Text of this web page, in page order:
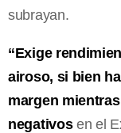
subrayan.
“Exige
airoso, si bien
margen
negativosen el